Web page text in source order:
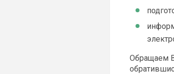
Обращаем